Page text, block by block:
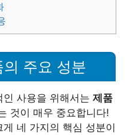
주요 성분
인 사용을 위해서는 제품
것이 매우 중요합니다!
네 가지의 핵심 성분이